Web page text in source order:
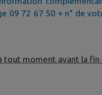
09 72 67 50 + n° de
moment avant la fin